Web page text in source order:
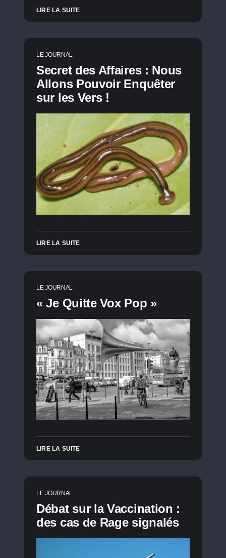
LIRE LA SUITE
LE JOURNAL
Secret des Affaires : Nous
Allons Pouvoir Enquêter
sur les Vers !
LIRE LA SUITE
LE JOURNAL
« Je Quitte Vox Pop »
LIRE LA SUITE
LE JOURNAL
Débat sur la Vaccination :
des cas de Rage signalés